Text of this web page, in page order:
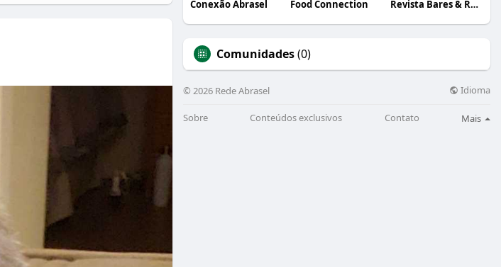
Conexão Abrasel Food Connection Revista Bares & Restaurantes
Comunidades(0)
© 2026 Rede Abrasel Idioma
Sobre Conteúdos exclusivos Contato Mais